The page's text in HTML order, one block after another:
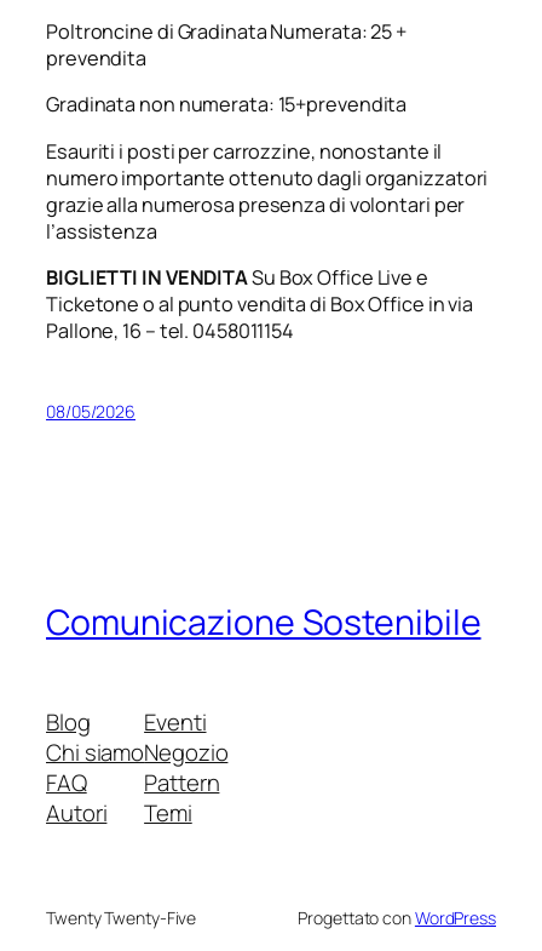
Poltroncine di Gradinata Numerata: 25 +
prevendita
Gradinata non numerata: 15+prevendita
Esauriti i posti per carrozzine, nonostante il
numero importante ottenuto dagli organizzatori
grazie alla numerosa presenza di volontari per
l’assistenza
BIGLIETTI IN VENDITASu Box Office Live e
Ticketone o al punto vendita di Box Office in via
Pallone, 16 – tel. 0458011154
08/05/2026
Comunicazione Sostenibile
Blog
Chi siamo
FAQ
Autori
Eventi
Negozio
Pattern
Temi
Twenty Twenty-Five Progettato conWordPress